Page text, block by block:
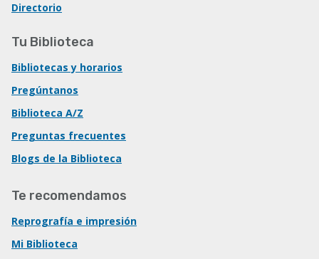
Directorio
Tu Biblioteca
Bibliotecas y horarios
Pregúntanos
Biblioteca A/Z
Preguntas frecuentes
Blogs de la Biblioteca
Te recomendamos
Reprografía e impresión
Mi Biblioteca